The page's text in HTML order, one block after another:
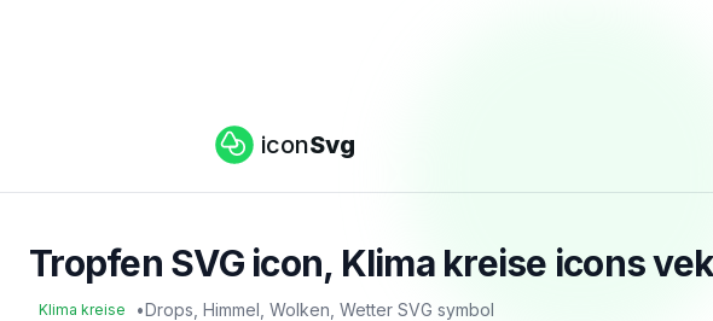
iconSvg
Tropfen SVG icon, Klima kreise icons
Klima kreise •Drops, Himmel, Wolken, Wetter SVG symbol